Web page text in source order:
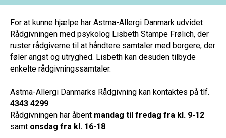
For at kunne hjælpe har Astma-Allergi Danmark udvidet
Rådgivningen med psykolog Lisbeth Stampe Frølich, der
ruster rådgiverne til at håndtere samtaler med borgere, der
føler angst og utryghed. Lisbeth kan desuden tilbyde
enkelte rådgivningssamtaler.
Astma-Allergi Danmarks Rådgivning kan kontaktes på tlf.
4343 4299.
Rådgivningen har åbent mandag til fredag fra kl. 9-12
samt onsdag fra kl. 16-18.